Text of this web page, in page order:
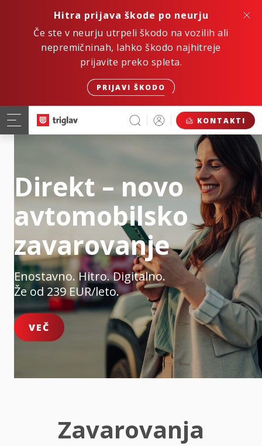
Hitra prijava škode po neurju
Če ste v neurju utrpeli škodo na vozilih ali
nepremičninah, lahko škodo najhitreje
prijavite preko spleta.
PRIJAVI ŠKODO
KONTAKTI
Direkt – novo
avtomobilsko
zavarovanje
Enostavno. Hitro. Digitalno.
Že od 239 EUR/leto.
VEČ
Zavarovanja